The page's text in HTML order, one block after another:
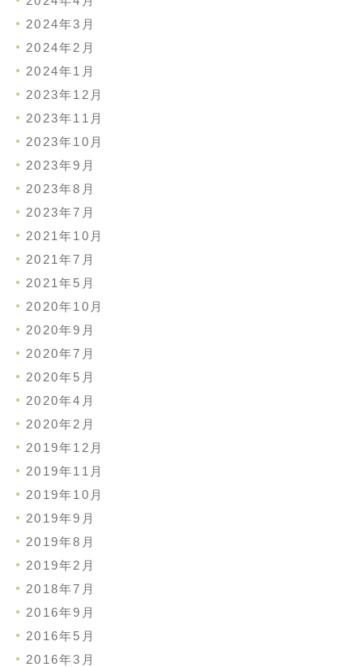
2024年3月
2024年2月
2024年1月
2023年12月
2023年11月
2023年10月
2023年9月
2023年8月
2023年7月
2021年10月
2021年7月
2021年5月
2020年10月
2020年9月
2020年7月
2020年5月
2020年4月
2020年2月
2019年12月
2019年11月
2019年10月
2019年9月
2019年8月
2019年2月
2018年7月
2016年9月
2016年5月
2016年3月